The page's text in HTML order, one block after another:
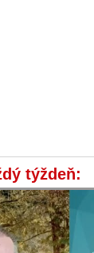
týždeň: